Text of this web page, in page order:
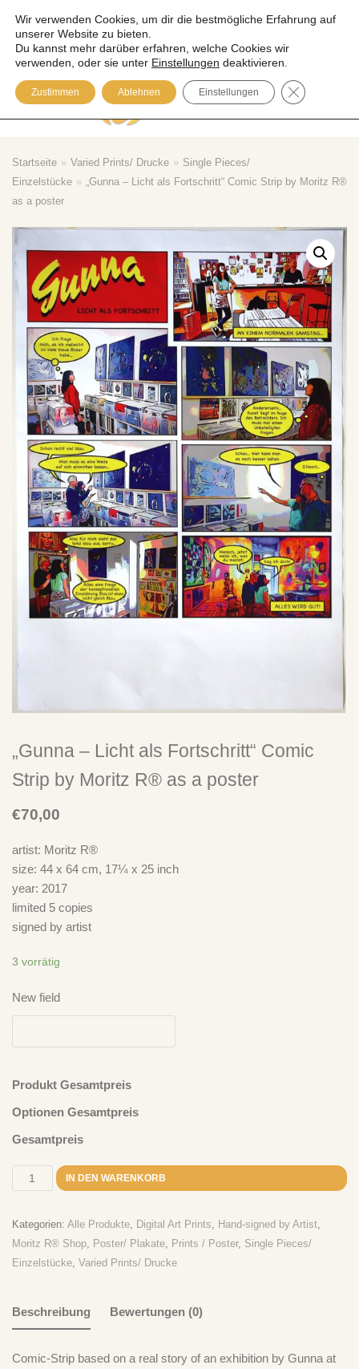
Zum
Inhalt
springen
Startseite » Varied Prints/ Drucke » Single Pieces/
Einzelstücke » „Gunna – Licht als Fortschritt“ Comic Strip by Moritz R®
as a poster
„Gunna – Licht als Fortschritt“ Comic
Strip by Moritz R® as a poster
€70,00
artist: Moritz R®
size: 44 x 64 cm, 17¼ x 25 inch
year: 2017
limited 5 copies
signed by artist
3 vorrätig
New field
Produkt Gesamtpreis
Optionen Gesamtpreis
Gesamtpreis
IN DEN WARENKORB
Kategorien: Alle Produkte Digital Art Prints Hand-signed by Artist
Moritz R® Shop Poster/ Plakate Prints / Poster, Single Pieces/
Einzelstücke Varied Prints/ Drucke
Beschreibung Bewertungen (0)
Comic-Strip based on a real story of an exhibition by Gunna at
SU
CH
E
Warenkorb
Ich Bin Doofzu„Take It Easy“ – Der Plan spielt Der Plan – CD
Ich Bin Doofzu„Take It Easy“ – Der Plan spielt Der Plan – LP
Wir verwenden Cookies, um dir die bestmögliche Erfahrung auf
unserer Website zu bieten.
Du kannst mehr darüber erfahren, welche Cookies wir
verwenden, oder sie unter Einstellungen deaktivieren.
Zustimmen Ablehnen Einstellungen GDPR